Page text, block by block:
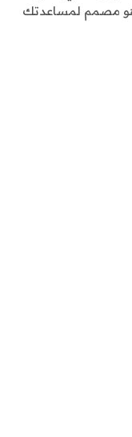
وهو مصمم لمساعدتك